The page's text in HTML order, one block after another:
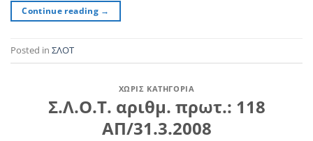
Continue reading →
Posted in ΣΛΟΤ
ΧΩΡΊΣ ΚΑΤΗΓΟΡΊΑ
Σ.Λ.Ο.Τ. αριθμ. πρωτ.: 118
ΑΠ/31.3.2008